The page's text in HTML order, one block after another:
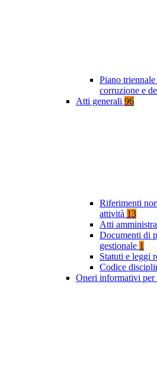
Piano
corruzione e
Atti generali 96
Riferimenti
attività 13
Atti
Documenti di
gestionale 1
Statuti e leggi
Codice
Oneri informativi per